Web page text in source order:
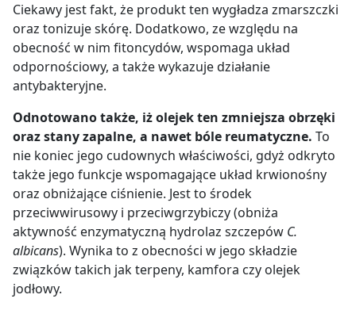
Ciekawy jest fakt, że produkt ten wygładza zmarszczki
oraz tonizuje skórę. Dodatkowo, ze względu na
obecność w nim fitoncydów, wspomaga układ
odpornościowy, a także wykazuje działanie
antybakteryjne.
Odnotowano także, iż olejek ten zmniejsza obrzęki
oraz stany zapalne, a nawet bóle reumatyczne. To
nie koniec jego cudownych właściwości, gdyż odkryto
także jego funkcje wspomagające układ krwionośny
oraz obniżające ciśnienie. Jest to środek
przeciwwirusowy i przeciwgrzybiczy (obniża
aktywność enzymatyczną hydrolaz szczepów C.
albicans). Wynika to z obecności w jego składzie
związków takich jak terpeny, kamfora czy olejek
jodłowy.